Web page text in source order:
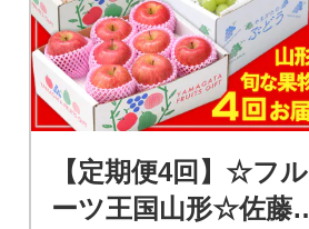
【定期便4回】☆フル
ーツ王国山形☆佐藤